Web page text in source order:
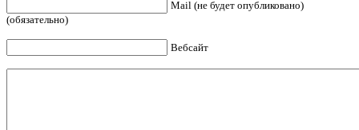
Mail (не будет опубликовано)
(обязательно)
Вебсайт